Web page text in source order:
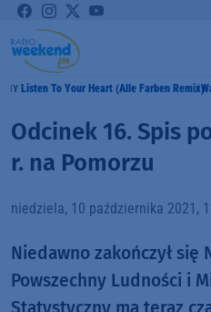
Listen To Your Heart (Alle Farben Remix)
Odcinek 16. Spis
r. na Pomorzu
niedziela, 10 października 2021,
Niedawno zakończył się
Powszechny Ludności i
Statystyczny ma teraz